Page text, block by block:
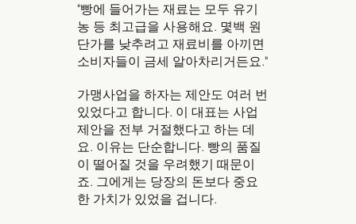
"빵에 들어가는 재료는 모두 유기
농 등 최고급을 사용해요. 몇백 원
단가를 낮추려고 재료비를 아끼면
소비자들이 금세 알아차리거든요."
가맹사업을 하자는 제안도 여러 번
있었다고 합니다. 이 대표는 사업
제안을 전부 거절했다고 하는 데
요. 이유는 단순합니다. 빵의 품질
이 떨어질 것을 우려했기 때문이
죠. 그에게는 당장의 돈보다 중요
한 가치가 있었을 겁니다.